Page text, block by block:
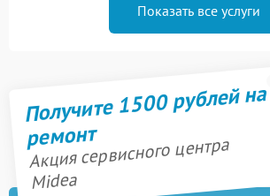
Показать все услуги
Получите 1500 рублей на
ремонт
Акция сервисного центра
Midea